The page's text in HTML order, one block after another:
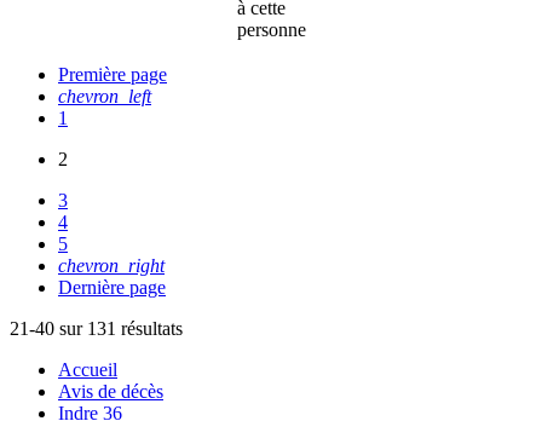
à cette
personne
Première page
chevron_left
1
2
3
4
5
chevron_right
Dernière page
21-40 sur 131 résultats
Accueil
Avis de décès
Indre 36